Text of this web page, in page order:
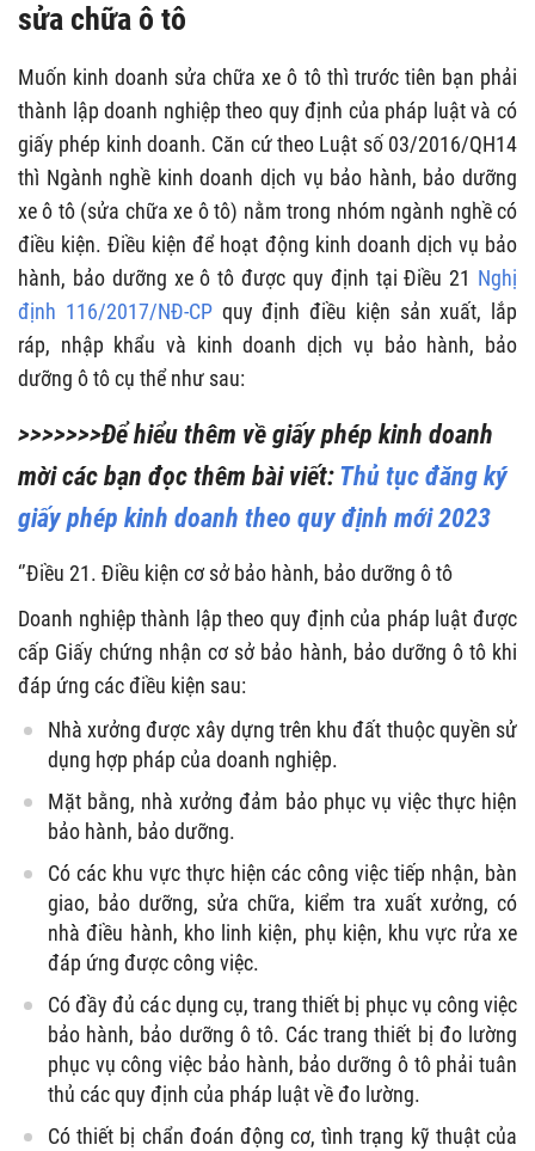
sửa chữa ô tô
Muốn kinh doanh sửa chữa xe ô tô thì trước tiên bạn phải
thành lập doanh nghiệp theo quy định của pháp luật và có
giấy phép kinh doanh. Căn cứ theo Luật số 03/2016/QH14
thì Ngành nghề kinh doanh dịch vụ bảo hành, bảo dưỡng
xe ô tô (sửa chữa xe ô tô) nằm trong nhóm ngành nghề có
điều kiện. Điều kiện để hoạt động kinh doanh dịch vụ bảo
hành, bảo dưỡng xe ô tô được quy định tại Điều 21 Nghị
định 116/2017/NĐ-CPquy định điều kiện sản xuất, lắp
ráp, nhập khẩu và kinh doanh dịch vụ bảo hành, bảo
dưỡng ô tô cụ thể như sau:
>>>>>>>Để hiểu thêm vềgiấy phép kinh doanh
mời các bạn đọc thêm bài viết:Thủ tục đăng ký
giấy phép kinh doanh theo quy định mới 2023
‘’Điều 21. Điều kiện cơ sở bảo hành, bảo dưỡng ô tô
Doanh nghiệp thành lập theo quy định của pháp luật được
cấp Giấy chứng nhận cơ sở bảo hành, bảo dưỡng ô tô khi
đáp ứng các điều kiện sau:
Nhà xưởng được xây dựng trên khu đất thuộc quyền sử
dụng hợp pháp của doanh nghiệp.
Mặt bằng, nhà xưởng đảm bảo phục vụ việc thực hiện
bảo hành, bảo dưỡng.
Có các khu vực thực hiện các công việc tiếp nhận, bàn
giao, bảo dưỡng, sửa chữa, kiểm tra xuất xưởng, có
nhà điều hành, kho linh kiện, phụ kiện, khu vực rửa xe
đáp ứng được công việc.
Có đầy đủ các dụng cụ, trang thiết bị phục vụ công việc
bảo hành, bảo dưỡng ô tô. Các trang thiết bị đo lường
phục vụ công việc bảo hành, bảo dưỡng ô tô phải tuân
thủ các quy định của pháp luật về đo lường.
Có thiết bị chẩn đoán động cơ, tình trạng kỹ thuật của